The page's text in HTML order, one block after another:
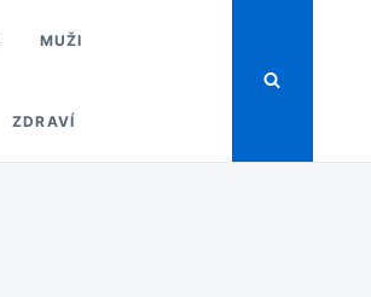
MUŽI
ZDRAVÍ